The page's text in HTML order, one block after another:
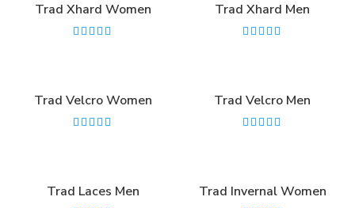
Trad Xhard Women Trad Xhard Men
Trad Velcro Women Trad Velcro Men
Trad Laces Men Trad Invernal Women